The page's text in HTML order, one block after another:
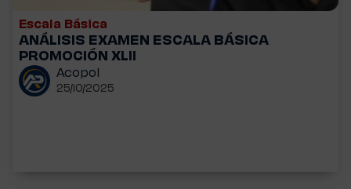
Escala Básica
ANÁLISIS EXAMEN ESCALA BÁSICA
PROMOCIÓN XLII
Acopol
25/10/2025